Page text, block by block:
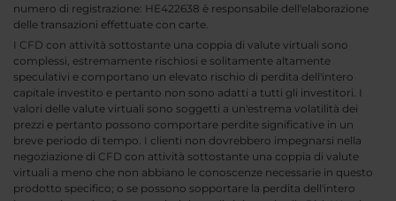
numero di registrazione: HE422638 è responsabile dell'elaborazione
delle transazioni effettuate con carte.
I CFD con attività sottostante una coppia di valute virtuali sono
complessi, estremamente rischiosi e solitamente altamente
speculativi e comportano un elevato rischio di perdita dell'intero
capitale investito e pertanto non sono adatti a tutti gli investitori. I
valori delle valute virtuali sono soggetti a un'estrema volatilità dei
prezzi e pertanto possono comportare perdite significative in un
breve periodo di tempo. I clienti non dovrebbero impegnarsi nella
negoziazione di CFD con attività sottostante una coppia di valute
virtuali a meno che non abbiano le conoscenze necessarie in questo
prodotto specifico; o se possono sopportare la perdita dell'intero